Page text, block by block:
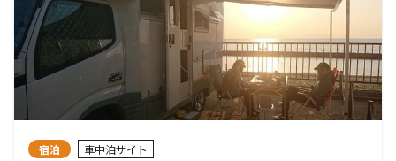
宿泊 車中泊サイト